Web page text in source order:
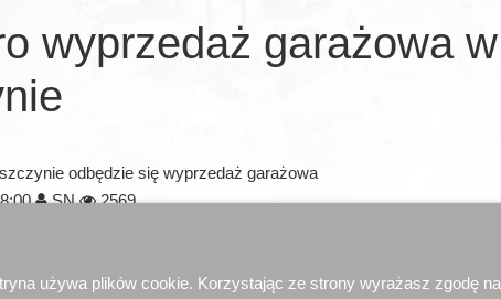
wyprzedaż garażowa w
odbędzie się wyprzedaż garażowa
SN 2569
używa plików cookie. Korzystając ze strony wyrażasz zgodę na